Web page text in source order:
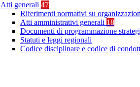
Atti generali 47
Riferimenti normativi su
Atti amministrativi generali 18
Documenti di programmazione
Statuti e leggi regionali
Codice disciplinare e codice di